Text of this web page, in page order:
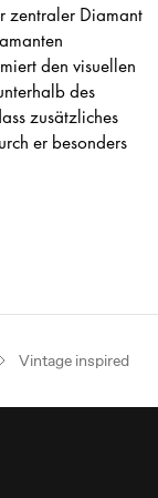
zentraler Diamant
den visuellen
des
zusätzliches
er besonders
Vintage inspired